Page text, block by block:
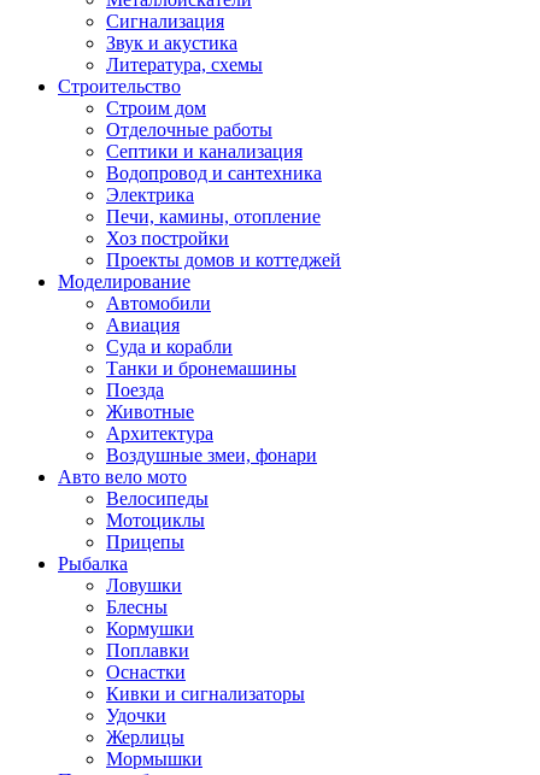
Сигнализация
Звук и акустика
Литература, схемы
Строительство
Строим дом
Отделочные работы
Септики и канализация
Водопровод и сантехника
Электрика
Печи, камины, отопление
Хоз постройки
Проекты домов и коттеджей
Моделирование
Автомобили
Авиация
Суда и корабли
Танки и бронемашины
Поезда
Животные
Архитектура
Воздушные змеи, фонари
Авто вело мото
Велосипеды
Мотоциклы
Прицепы
Рыбалка
Ловушки
Блесны
Кормушки
Поплавки
Оснастки
Кивки и сигнализаторы
Удочки
Жерлицы
Мормышки